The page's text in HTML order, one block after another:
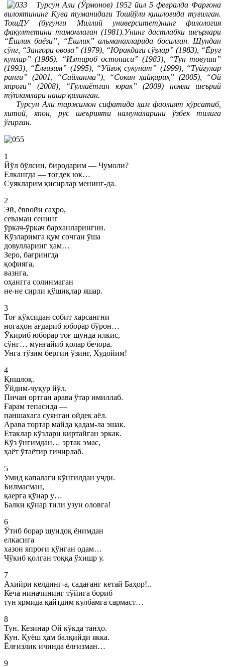
Турсун Али (Ўрмонов) 1952 йил 5 февралда Фарғона
вилоятининг Қува туманидаги Тошйўли қишлоғида туғилган.
ТошДУ (бугунги Миллий университет)нинг филология
факултетини тамомлаган (1981).Унинг дастлабки шеърлари
“Ёшлик баёзи”, “Ёшлик” альманахларида босилган. Шундан
сўнг, “Зангори овоза” (1979), “Юракдаги сўзлар” (1983), “Ёруғ
кунлар” (1986), “Изтироб остонаси” (1983), “Тун товуши”
(1993), “Ёлғизим” (1995), “Уйғоқ сукунат” (1999), “Туйғулар
ранги” (2001, “Сайланма”), “Сокин ҳайқириқ” (2005), “Ой
япроғи” (2008), “Гуллаётган юрак” (2009) номли шеърий
тўпламлари нашр қилинган.
Турсун Али таржимон сифатида ҳам фаолият кўрсатиб,
хитой, япон, рус шеърияти намуналарини ўзбек тилига
ўгирган.
1
Йўл бўлсин, биродарим — Чумоли?
Елкангда — тоғдек юк…
Суякларим қисирлар менинг-да.
2
Эй, ёввойи саҳро,
севаман сенинг
ўркач-ўркач барханларингни.
Кўзларимга қум сочган ўша
довулларинг ҳам…
Зеро, бағрингда
қофияга,
вазнга,
оҳангга солинмаган
не-не сирли қўшиқлар яшар.
3
Тоғ кўксидан собит харсангни
ногаҳон ағдариб юборар бўрон…
Ўкириб юборар тоғ шунда илкис,
сўнг… мунғайиб қолар бечора.
Унга тўзим бергин ўзинг, Худойим!
4
Қишлоқ.
Ўйдим-чуқур йўл.
Пичан ортган арава ўтар имиллаб.
Ғарам тепасида —
паншахага суянган ойдек аёл.
Арава тортар майда қадам-ла эшак.
Етаклар кўзлари киртайган эркак.
Кўз ўнгимдан… эртак эмас,
ҳаёт ўтаётир ғичирлаб.
5
Умид капалаги кўнгилдан учди.
Билмасман,
қаерга қўнар у…
Балки қўнар тили узун оловга!
6
Ўтиб борар шундоқ ёнимдан
елкасига
хазон япроғи қўнган одам…
Чўкиб қолган тоққа ўхишр у.
7
Ахийри келдинг-а, садағанг кетай Баҳор!..
Кеча ниначининг тўйига бориб
тун ярмида қайтдим кулбамга сармаст…
8
Тун. Кезинар Ой кўкда танҳо.
Кун. Қуёш ҳам балқийди якка.
Ёлғизлик ичинда ёлғизман…
9